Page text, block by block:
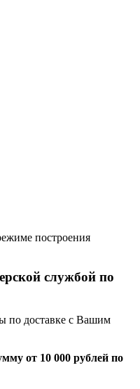
построения
службой по
по доставке с Вашим
от 10 000 рублей по